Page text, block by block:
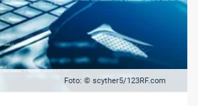
Foto: © scyther5/123RF.com